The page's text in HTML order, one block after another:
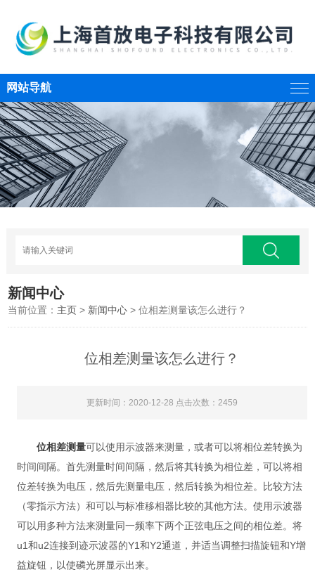
网站导航
新闻中心
当前位置： 主页 > 新闻中心 > 位相差测量该怎么进行？
位相差测量该怎么进行？
更新时间：2020-12-28 点击次数：2459
位相差测量可以使用示波器来测量，或者可以将相位差转换为
时间间隔。首先测量时间间隔，然后将其转换为相位差，可以将相
位差转换为电压，然后先测量电压，然后转换为相位差。比较方法
（零指示方法）和可以与标准移相器比较的其他方法。使用示波器
可以用多种方法来测量同一频率下两个正弦电压之间的相位差。将
u1和u2连接到迹示波器的Y1和Y2通道，并适当调整扫描旋钮和Y增
益旋钮，以使磷光屏显示出来。